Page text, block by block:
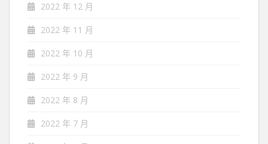
2022 年 12 月
2022 年 11 月
2022 年 10 月
2022 年 9 月
2022 年 8 月
2022 年 7 月